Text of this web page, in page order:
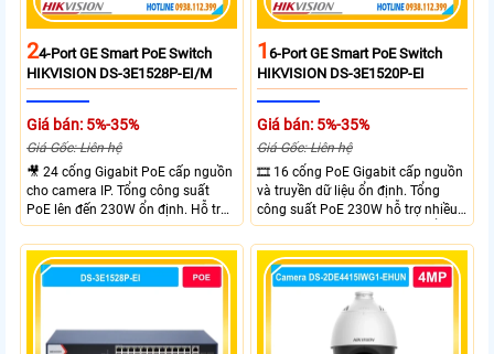
24-Port GE Smart PoE Switch
HIKVISION DS-3E1528P-EI/M
Giá bán: 5%-35%
Giá Gốc: Liên hệ
🎥 24 cổng Gigabit PoE cấp nguồn
cho camera IP. Tổng công suất
PoE lên đến 230W ổn định. Hỗ trợ
truyền PoE xa đến 300 mét. Băng
thông chuyển mạch đạt 68 Gbps
mạnh mẽ.
16-Port GE Smart PoE Switch
HIKVISION DS-3E1520P-EI
Giá bán: 5%-35%
Giá Gốc: Liên hệ
🎞 16 cổng PoE Gigabit cấp nguồn
và truyền dữ liệu ổn định. Tổng
công suất PoE 230W hỗ trợ nhiều
thiết bị cùng lúc. Tốc độ chuyển
mạch 68Gbps đảm bảo hiệu suất
cao ổn định. Hỗ trợ truyền PoE xa
lên đến 300m cho hệ thống